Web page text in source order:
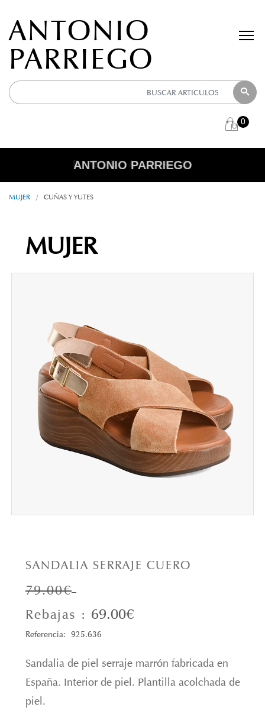
ANTONIO
PARRIEGO
0
R E B A J A S
ANTONIO PARRIEGO
MUJER / CUÑAS Y YUTES
MUJER
SANDALIA SERRAJE CUERO
79.00€
Rebajas : 69.00€
Referencia: 925.636
Sandalia de piel serraje marrón fabricada en
España. Interior de piel. Plantilla acolchada de
piel.